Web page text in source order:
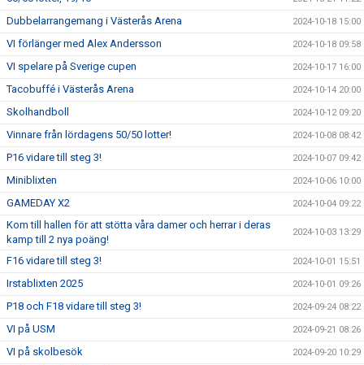
Dubbelarrangemang i Västerås Arena 2024-10-18 15:00
VI förlänger med Alex Andersson 2024-10-18 09:58
VI spelare på Sverige cupen 2024-10-17 16:00
Tacobuffé i Västerås Arena 2024-10-14 20:00
Skolhandboll 2024-10-12 09:20
Vinnare från lördagens 50/50 lotter! 2024-10-08 08:42
P16 vidare till steg 3! 2024-10-07 09:42
Miniblixten 2024-10-06 10:00
GAMEDAY X2 2024-10-04 09:22
Kom till hallen för att stötta våra damer och herrar i deras
kamp till 2 nya poäng!
2024-10-03 13:29
F16 vidare till steg 3! 2024-10-01 15:51
Irstablixten 2025 2024-10-01 09:26
P18 och F18 vidare till steg 3! 2024-09-24 08:22
VI på USM 2024-09-21 08:26
VI på skolbesök 2024-09-20 10:29